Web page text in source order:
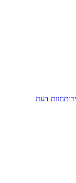
חוות דעת